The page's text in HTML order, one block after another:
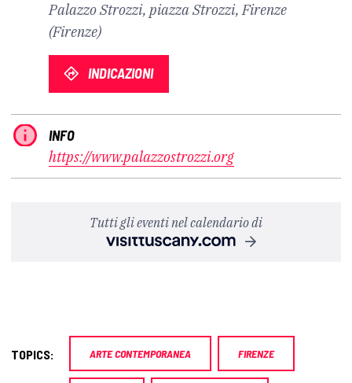
Palazzo Strozzi, piazza Strozzi, Firenze
(Firenze)
INDICAZIONI
INFO
https://www.palazzostrozzi.org
Tutti gli eventi nel calendario di
TOPICS: ARTE CONTEMPORANEA FIRENZE